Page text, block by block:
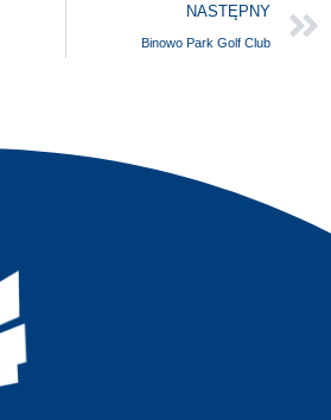
NASTĘPNY
Binowo Park Golf Club